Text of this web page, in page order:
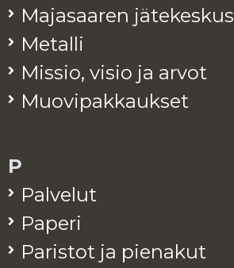
Ma­ja­saa­ren jä­te­kes­kus
Me­tal­li
Mis­sio, visio ja arvot
Muo­vi­pak­kauk­set
P
Pal­ve­lut
Pa­pe­ri
Pa­ris­tot ja pie­na­kut